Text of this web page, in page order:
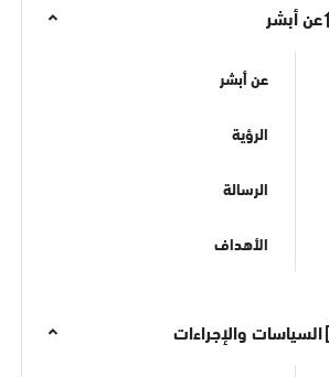
عن أبشر
عن أبشر
الرؤية
الرسالة
الأهداف
السياسات والإجراءات